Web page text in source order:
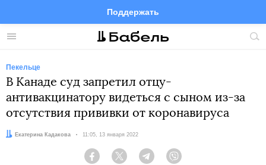
Меню
Поддержать
FacebookTelegramTwitter
Пекельце
В Канаде суд запретил отцу-
антивакцинатору видеться с сыном из-за
отсутствия прививки от коронавируса
Автор:Екатерина Кадакова Дата:
11:05, 13 января 2022
Facebook Twitter Telegram